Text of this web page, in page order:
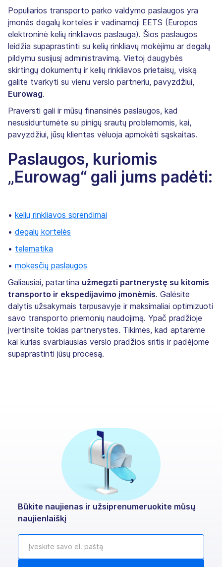
Populiarios transporto parko valdymo paslaugos yra
įmonės degalų kortelės ir vadinamoji EETS (Europos
elektroninė kelių rinkliavos paslauga). Šios paslaugos
leidžia supaprastinti su kelių rinkliavų mokėjimu ar degalų
pildymu susijusį administravimą. Vietoj daugybės
skirtingų dokumentų ir kelių rinkliavos prietaisų, viską
galite tvarkyti su vienu verslo partneriu, pavyzdžiui,
Eurowag.
Praversti gali ir mūsų finansinės paslaugos, kad
nesusidurtumėte su pinigų srautų problemomis, kai,
pavyzdžiui, jūsų klientas vėluoja apmokėti sąskaitas.
Paslaugos, kuriomis
„Eurowag“ gali jums padėti:
• kelių rinkliavos sprendimai
• degalų kortelės
• telematika
• mokesčių paslaugos
Galiausiai, patartina užmegzti partnerystę su kitomis
transporto ir ekspedijavimo įmonėmis. Galėsite
dalytis užsakymais tarpusavyje ir maksimaliai optimizuoti
savo transporto priemonių naudojimą. Ypač pradžioje
įvertinsite tokias partnerystes. Tikimės, kad aptarėme
kai kurias svarbiausias verslo pradžios sritis ir padėjome
supaprastinti jūsų procesą.
Būkite naujienas ir užsiprenumeruokite mūsų
naujienlaiškį